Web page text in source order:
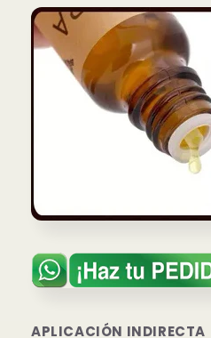
APLICACIÓN INDIRECTA